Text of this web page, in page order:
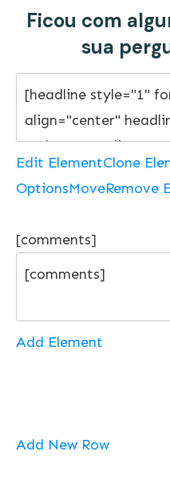
Ficou com
sua
Edit ElementClone
OptionsMoveRemove
[comments]
Add Element
Add New Row